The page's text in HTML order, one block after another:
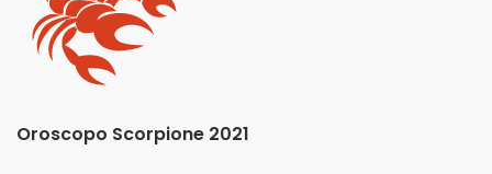
Oroscopo Scorpione 2021